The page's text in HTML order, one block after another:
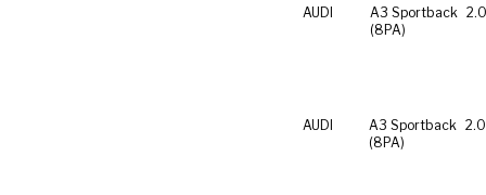
AUDI
A3 Sportback
(8PA)
AUDI
A3 Sportback
(8PA)